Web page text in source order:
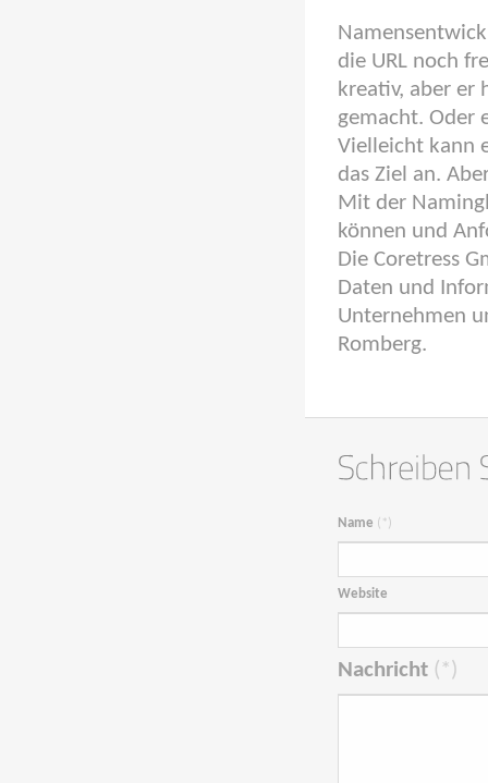
die URL noch
kreativ, aber er
gemacht. Oder
Vielleicht kann
das Ziel an.
Mit der
können und
Die Coretress
Daten und
Unternehmen
Romberg.
Name (*)
Website
Nachricht (*)